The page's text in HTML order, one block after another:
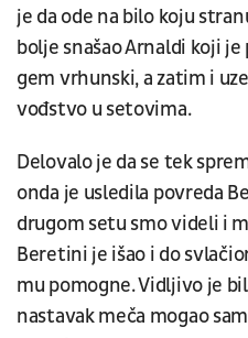
je da ode na bilo koju
bolje snašao Arnaldi koji
gem vrhunski, a zatim i
vođstvo u setovima.
Delovalo je da se tek
onda je usledila povreda
drugom setu smo videli i
Beretini je išao i do
mu pomogne. Vidljivo je
nastavak meča mogao